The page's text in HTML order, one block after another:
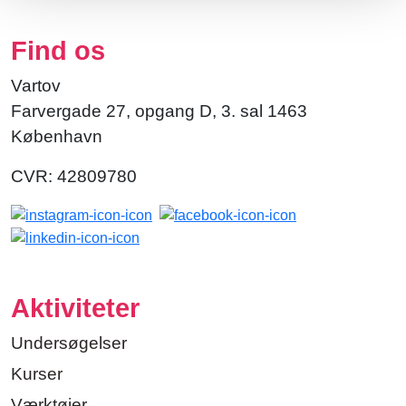
Find os
Vartov
Farvergade 27, opgang D, 3. sal 1463
København
CVR: 42809780
Aktiviteter
Undersøgelser
Kurser